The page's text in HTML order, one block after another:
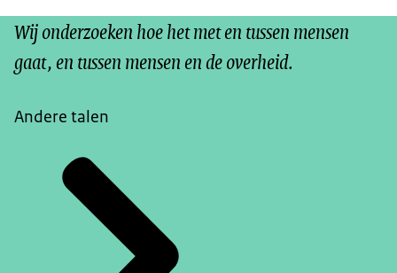
Wij onderzoeken hoe het met en tussen mensen
gaat, en tussen mensen en de overheid.
Andere talen